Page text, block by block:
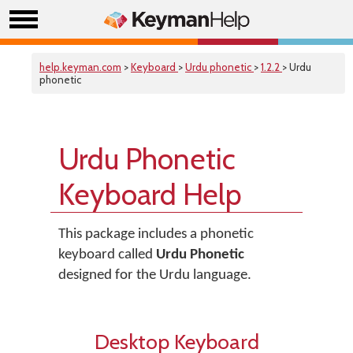
help.keyman.com >Keyboard >Urdu phonetic >1.2.2 > Urdu
phonetic
Urdu Phonetic
Keyboard Help
This package includes a phonetic
keyboard called Urdu Phonetic
designed for the Urdu language.
Desktop Keyboard